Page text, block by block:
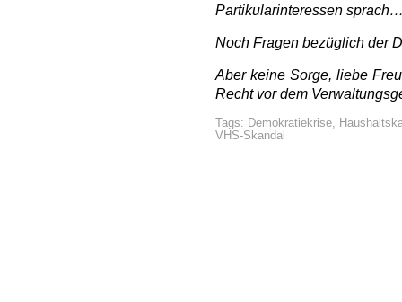
Partikularinteressen
Noch Fragen bezüglich der
Aber keine Sorge, liebe
Recht vor dem
Tags: Demokratiekrise,
VHS-Skandal